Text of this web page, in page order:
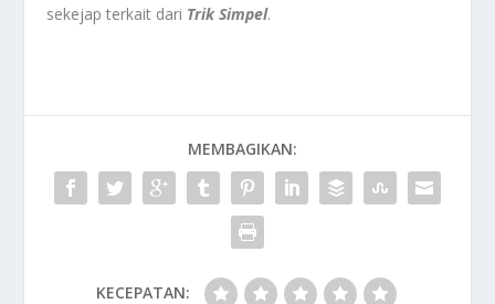
sekejap terkait dari Trik Simpel.
MEMBAGIKAN:
KECEPATAN: